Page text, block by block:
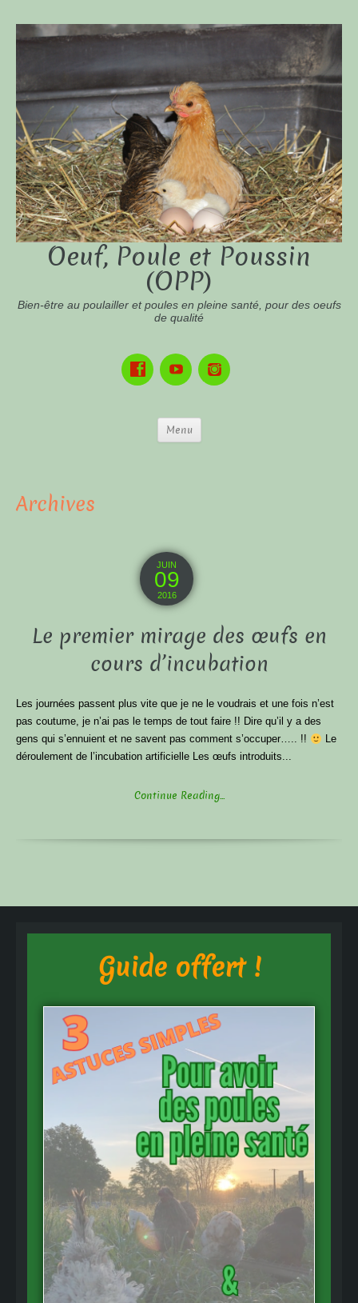
Oeuf, Poule et Poussin
(OPP)
Bien-être au poulailler et poules en pleine santé, pour des oeufs
de qualité
Menu
Archives
JUIN
09
2016
Le premier mirage des œufs en
cours d’incubation
Les journées passent plus vite que je ne le voudrais et une fois n’est
pas coutume, je n’ai pas le temps de tout faire !! Dire qu’il y a des
gens qui s’ennuient et ne savent pas comment s’occuper….. !!
Le
déroulement de l’incubation artificielle Les œufs introduits...
Continue Reading...
Guide offert !